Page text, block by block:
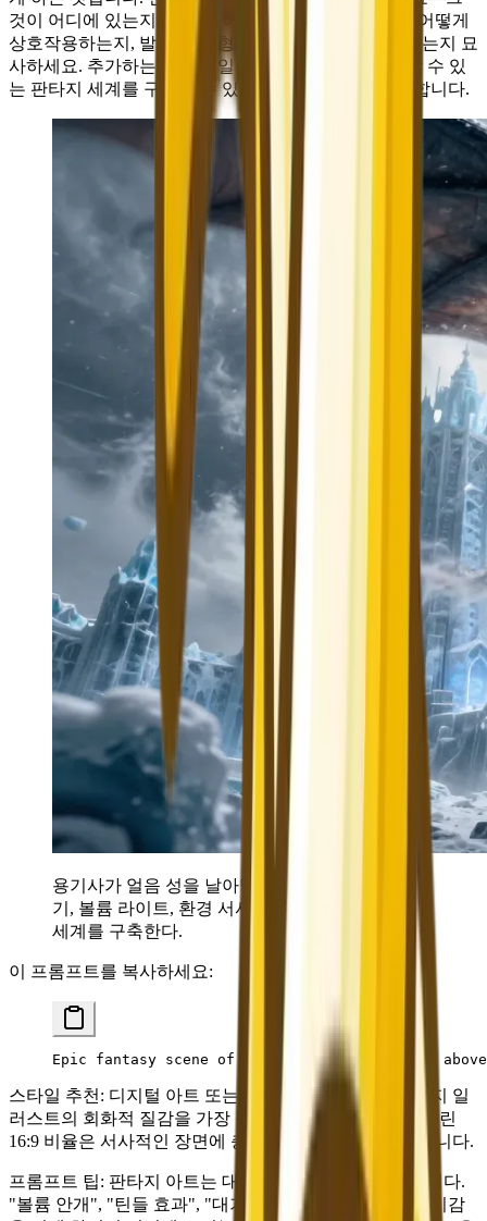
것이 어디에 있는지, 하늘은 어떤 색인지, 빛이 비늘과 어떻게
상호작용하는지, 발 아래 지형이 어떤 세계관을 드러내는지 묘
사하세요. 추가하는 각 디테일은 AI가 일관되고 신뢰할 수 있
는 판타지 세계를 구축할 수 있는 더 많은 맥락을 제공합니다.
용기사가 얼음 성을 날아넘다—— 다층적인 분위
기, 볼륨 라이트, 환경 서사가 몰입감 넘치는 환상
세계를 구축한다.
이 프롬프트를 복사하세요:
Epic fantasy scene of a dragon rider soaring
스타일 추천: 디지털 아트 또는 컨셉 아트 프리셋이 판타지 일
러스트의 회화적 질감을 가장 잘 표현합니다. 와이드스크린
16:9 비율은 서사적인 장면에 충분한 수평 공간을 제공합니다.
프롬프트 팁: 판타지 아트는 대기의 효과로 이점을 얻습니다.
"볼륨 안개", "틴들 효과", "대기 안개", "입자 효과"는 깊이감